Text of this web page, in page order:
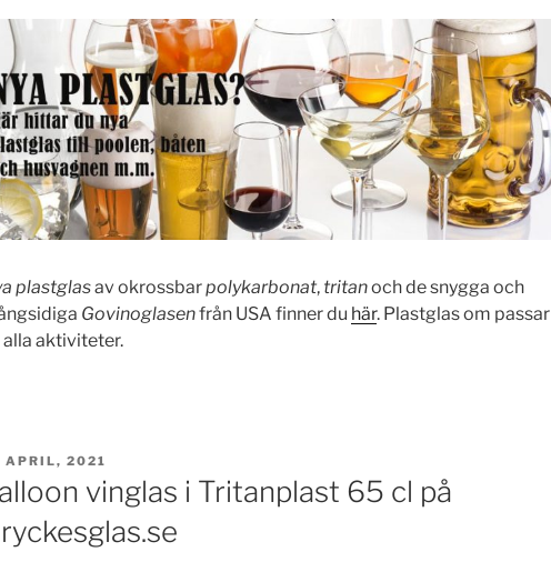
plastglasav okrossbarpolykarbonat, tritanoch de snygga och
Govinoglasenfrån USA finner du här. Plastglas om passar
aktiviteter.
APRIL, 2021
vinglas i Tritanplast 65 cl på